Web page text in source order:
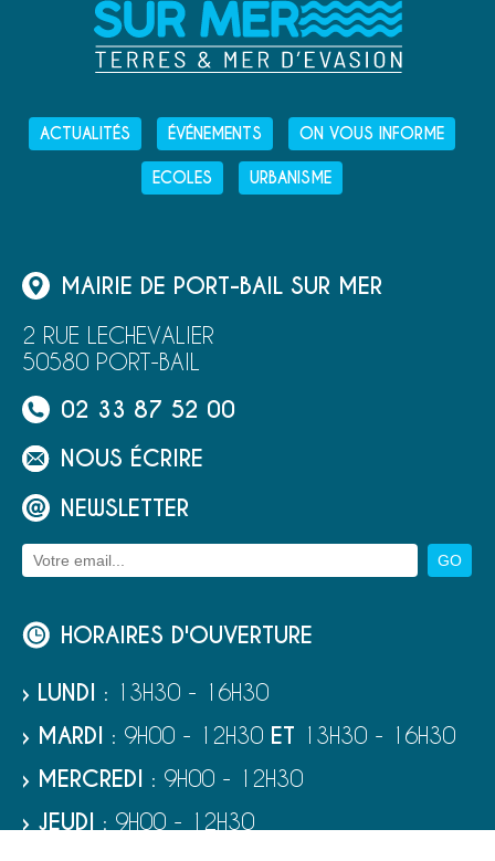
ACTUALITÉS ÉVÉNEMENTS ON VOUS INFORME
ECOLES URBANISME
MAIRIE DE PORT-BAIL SUR MER
2 RUE LECHEVALIER
50580 PORT-BAIL
02 33 87 52 00
NOUS ÉCRIRE
NEWSLETTER
HORAIRES D'OUVERTURE
› LUNDI : 13H30 - 16H30
› MARDI : 9H00 - 12H30 ET 13H30 - 16H30
› MERCREDI : 9H00 - 12H30
› JEUDI : 9H00 - 12H30